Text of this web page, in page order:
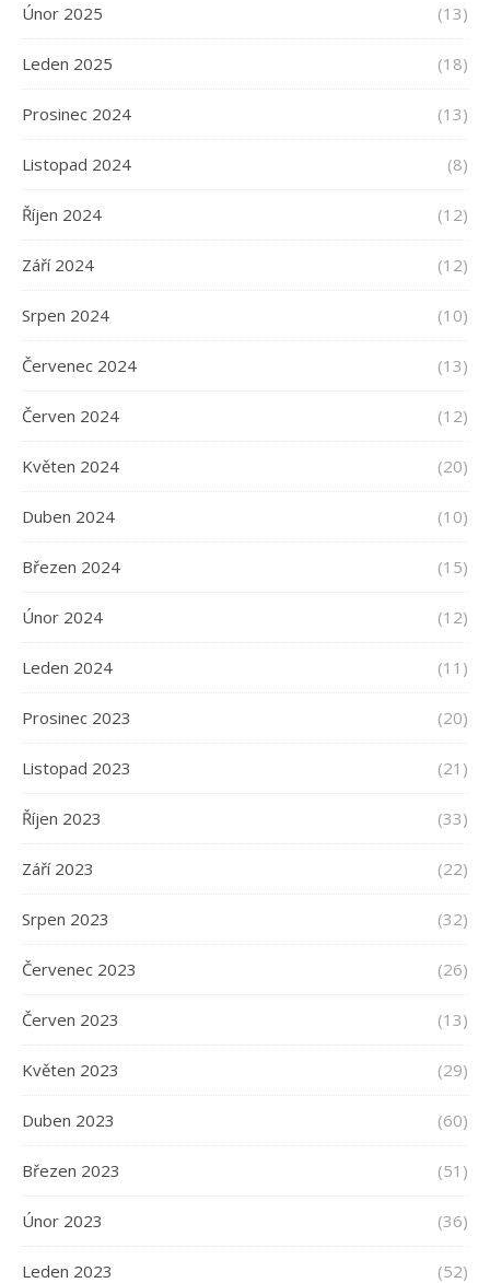
Únor 2025 (13)
Leden 2025 (18)
Prosinec 2024 (13)
Listopad 2024 (8)
Říjen 2024 (12)
Září 2024 (12)
Srpen 2024 (10)
Červenec 2024 (13)
Červen 2024 (12)
Květen 2024 (20)
Duben 2024 (10)
Březen 2024 (15)
Únor 2024 (12)
Leden 2024 (11)
Prosinec 2023 (20)
Listopad 2023 (21)
Říjen 2023 (33)
Září 2023 (22)
Srpen 2023 (32)
Červenec 2023 (26)
Červen 2023 (13)
Květen 2023 (29)
Duben 2023 (60)
Březen 2023 (51)
Únor 2023 (36)
Leden 2023 (52)